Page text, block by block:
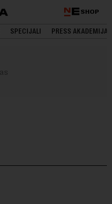
SHOP
SPECIJALI PRESS AKADEMIJA